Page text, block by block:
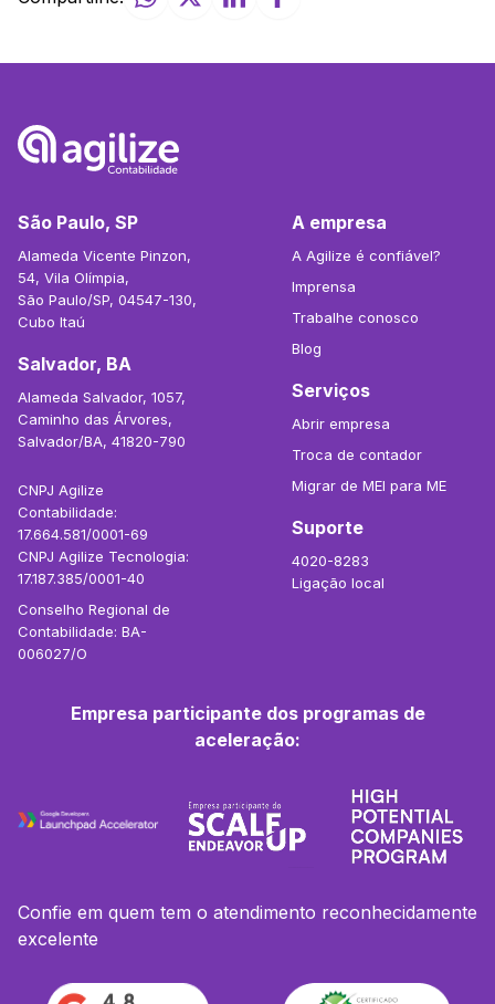
São Paulo, SP
Alameda Vicente Pinzon,
54, Vila Olímpia,
São Paulo/SP, 04547-130,
Cubo Itaú
Salvador, BA
Alameda Salvador, 1057,
Caminho das Árvores,
Salvador/BA, 41820-790
CNPJ Agilize
Contabilidade:
17.664.581/0001-69
CNPJ Agilize Tecnologia:
17.187.385/0001-40
Conselho Regional de
Contabilidade: BA-
006027/O
A empresa
A Agilize é confiável?
Imprensa
Trabalhe conosco
Blog
Serviços
Abrir empresa
Troca de contador
Migrar de MEI para ME
Suporte
4020-8283
Ligação local
Empresa participante dos programas de
aceleração:
Confie em quem tem o atendimento reconhecidamente
excelente